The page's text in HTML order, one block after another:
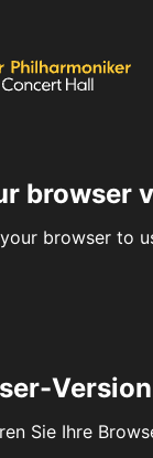
browser
browser to
Sie Ihre